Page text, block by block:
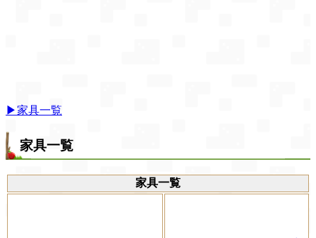
▶家具一覧
家具一覧
家具一覧